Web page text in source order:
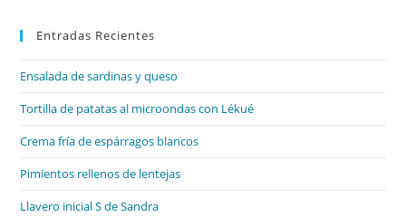
Entradas Recientes
Ensalada de sardinas y queso
Tortilla de patatas al microondas con Lékué
Crema fría de espárragos blancos
Pimientos rellenos de lentejas
Llavero inicial S de Sandra